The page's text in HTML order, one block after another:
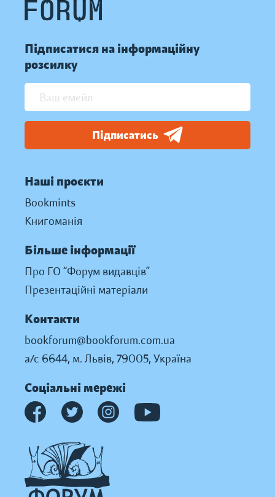
Підписатися на інформаційну
розсилку
Підписатись
Наші проєкти
Bookmints
Книгоманія
Більше інформації
Про ГО “Форум видавців”
Презентаційні матеріали
Контакти
bookforum@bookforum.com.ua
а/с 6644, м. Львів, 79005, Україна
Соціальні мережі